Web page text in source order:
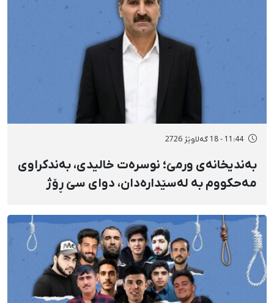
11:44 - 18 گەلاوێژ 2726
بەندیخانەی ورمێ؛ نوسرەت خالیدی، بەندکراوی
مەحکووم بە لەسێدارەدان، دوای سێ ڕۆژ
نەخۆشخانە گیانی لەدەست دا